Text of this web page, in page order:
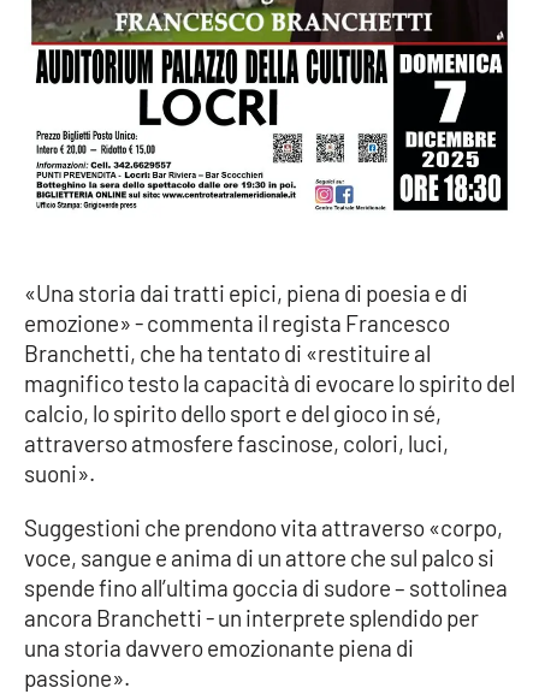
SPECIALI
Buona Sanità Calabria
LA
CALABRIAVISIONE
Destinazioni
Food
Storie
LAC
Lacplay.it
Lactv.it
Laconair.it
«Una storia dai tratti epici, piena di poesia e di
emozione» - commenta il regista Francesco
Branchetti, che ha tentato di «restituire al
magnifico testo la capacità di evocare lo spirito del
calcio, lo spirito dello sport e del gioco in sé,
attraverso atmosfere fascinose, colori, luci,
suoni».
Suggestioni che prendono vita attraverso «corpo,
voce, sangue e anima di un attore che sul palco si
spende fino all’ultima goccia di sudore – sottolinea
ancora Branchetti - un interprete splendido per
una storia davvero emozionante piena di
passione».